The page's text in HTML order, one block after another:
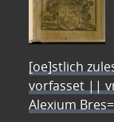
[oe]stlich
vorfasset ||
Alexium